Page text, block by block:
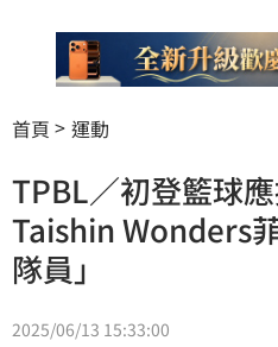
首頁 運動
TPBL／初登籃球
Taishin Wonders
隊員」
2025/06/13 15:33:00